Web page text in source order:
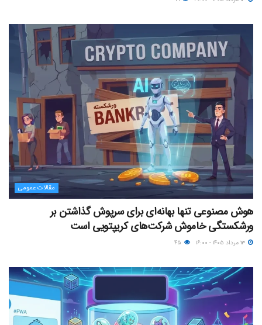
مقالات عمومی
هوش مصنوعی تنها بهانه‌ای برای سرپوش گذاشتن بر
ورشکستگی خاموش شرکت‌های کریپتویی است